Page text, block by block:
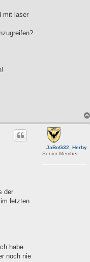
mit laser
JaBoG32_Herby
Senior Member
der
letzten
habe
noch nie